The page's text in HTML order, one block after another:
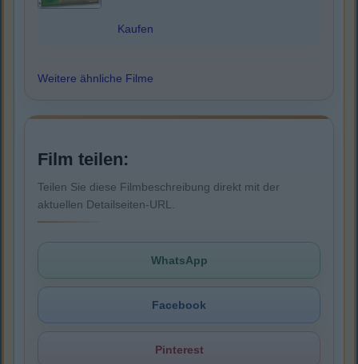
Kaufen
Weitere ähnliche Filme
Film teilen:
Teilen Sie diese Filmbeschreibung direkt mit der
aktuellen Detailseiten-URL.
WhatsApp
Facebook
Pinterest